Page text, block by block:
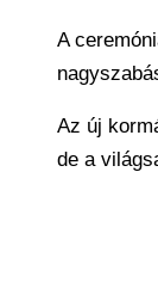
A
Az új
de a